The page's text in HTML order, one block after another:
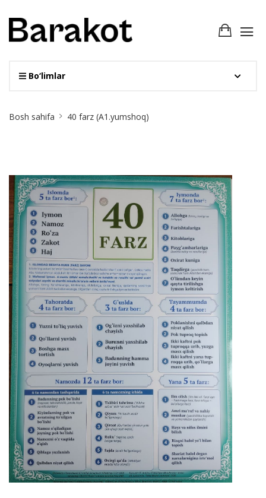
Bo‘limlar
Breadcrumb
Bosh sahifa 40 farz (A1.yumshoq)